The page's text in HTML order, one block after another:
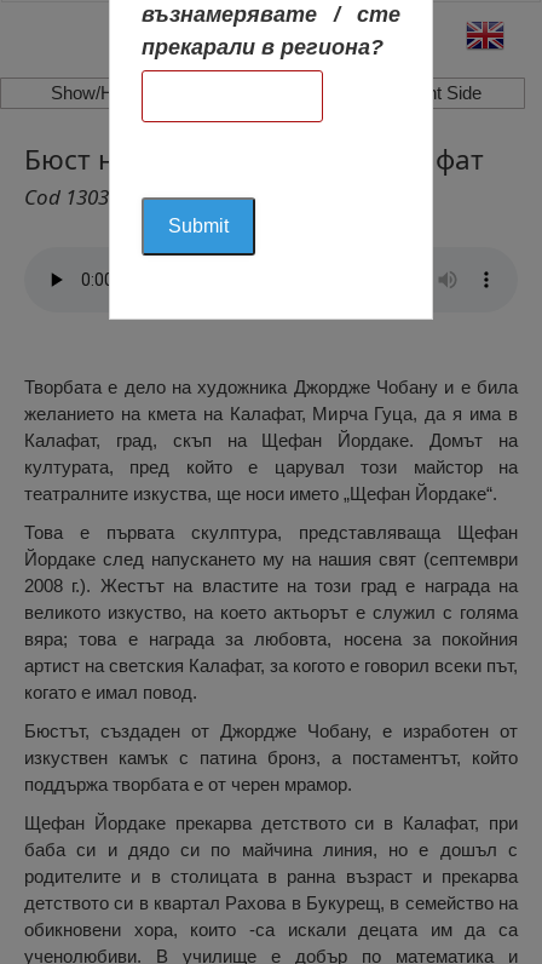
Show/Hide Left Side Show/Hide Right Side
Бюст на Щефан Йордаке, Калафат
Cod 1303
Творбата е дело на художника Джордже Чобану и е била
желанието на кмета на Калафат, Мирча Гуца, да я има в
Калафат, град, скъп на Щефан Йордаке. Домът на
културата, пред който е царувал този майстор на
театралните изкуства, ще носи името „Щефан Йордаке“.
Това е първата скулптура, представляваща Щефан
Йордаке след напускането му на нашия свят (септември
2008 г.). Жестът на властите на този град е награда на
великото изкуство, на което актьорът е служил с голяма
вяра; това е награда за любовта, носена за покойния
артист на светския Калафат, за когото е говорил всеки път,
когато е имал повод.
Бюстът, създаден от Джордже Чобану, е изработен от
изкуствен камък с патина бронз, а постаментът, който
поддържа творбата е от черен мрамор.
Щефан Йордаке прекарва детството си в Калафат, при
баба си и дядо си по майчина линия, но е дошъл с
родителите и в столицата в ранна възраст и прекарва
детството си в квартал Рахова в Букурещ, в семейство на
обикновени хора, които -са искали децата им да са
ученолюбиви. В училище е добър по математика и
възнамерявате / сте
прекарали в региона?